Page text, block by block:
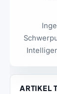
ARTIKEL